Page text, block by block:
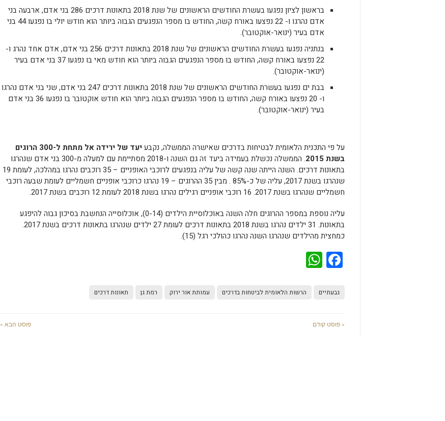
בראשון לציון
נפגעו בעשרת החודשים הראשונים של שנת 2018 בתאונות דרכים 286 בני אדם, ארבעה בני
אדם נהרגו ו- 22 נפצעו באורח קשה, החודש בו מספר הנפגעים הגבוה ביותר הוא חודש יולי בו נפגעו 44 בני
אדם בעיר (ינואר-אוקטובר).
בנתניה
נפגעו בעשרת החודשים הראשונים של שנת 2018 בתאונות דרכים 256 בני אדם, אדם אחד נהרג ו-
22 נפצעו באורח קשה, החודש בו מספר הנפגעים הגבוה ביותר הוא חודש מאי בו נפגעו 37 בני אדם בעיר
(ינואר-אוקטובר).
בבת ים
נפגעו בעשרת החודשים הראשונים של שנת 2018 בתאונות דרכים 247 בני אדם, שני בני אדם נהרגו
ו- 20 נפצעו באורח קשה, החודש בו מספר הנפגעים הגבוה ביותר הוא חודש אוקטובר בו נפגעו 36 בני אדם
בעיר (ינואר-אוקטובר).
על פי התכנית הלאומית לבטיחות בדרכים שאישרה הממשלה, נקבע
יעד של ירידה אל מתחת ל-300 הרוגים
בשנת 2015
. הממשלה נכשלת בעמידה ביעד זה גם השנה ו-2018 מסתיימת עם למעלה מ-300 בני אדם שנהרגו
בתאונות דרכים. השנה הייתה שנה קשה של עליה בנפגעים לרוכבי האופניים – 35 רוכבים נהרגו במהלכה, לעומת 19
שנהרגו בשנת 2017, עליה של כ-85% . מבין 35 ההרוגים – 19 נהרגו כרוכבי אופניים חשמליים לעומת שבעה רוכבי
חשמליים שנהרגו בשנת 2017. 16 רוכבי אופניים רגילים נהרגו בשנת 2018 לעומת 12 רוכבים בשנת 2017.
עליה נוספת במספר ההרוגים חלה השנה באוכלוסיית הילדים (0-14), אוכלוסייה הנחשבת בסיכון גבוה להיפגע
בתאונות. 31 ילדים נהרגו בשנת 2018 בתאונות דרכים לעומת 27 ילדים שנהרגו בתאונות דרכים בשנת 2017.
כמחצית מהילדים שנהרגו השנה נהרגו כהולכי רגל (15).
Facebook
גבעתיים הרשות הלאומית לביטחות בדרכים עמותת אור ירוק רמת גן תאונות דרכים
« פוסט קודם פוסט הבא »